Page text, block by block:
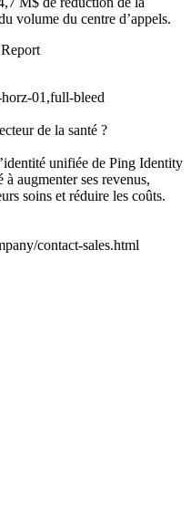
volume du centre d’appels.
01,full-bleed
de la santé ?
unifiée de Ping Identity
augmenter ses revenus,
soins et réduire les coûts.
contact-sales.html